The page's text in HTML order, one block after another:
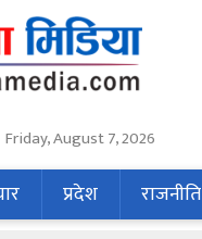
August 7, 2026
प्रदेश राजनीति